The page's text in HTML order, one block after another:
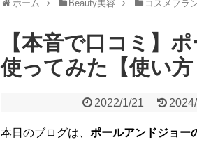
ホーム Beauty美容 コスメブラ
【本音で口コミ】
使ってみた【使い
2022/1/21
本日のブログは、 ポールアンドジョー